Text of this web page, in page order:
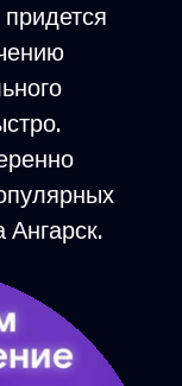
Ангарск.